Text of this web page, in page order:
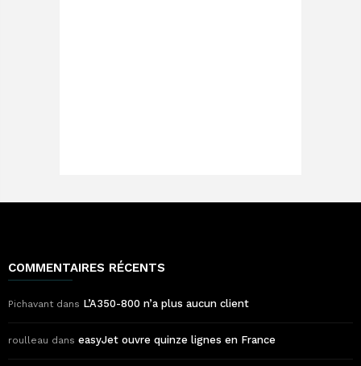
COMMENTAIRES RÉCENTS
Pichavant dans L’A350-800 n’a plus aucun client
roulleau dans easyJet ouvre quinze lignes en France